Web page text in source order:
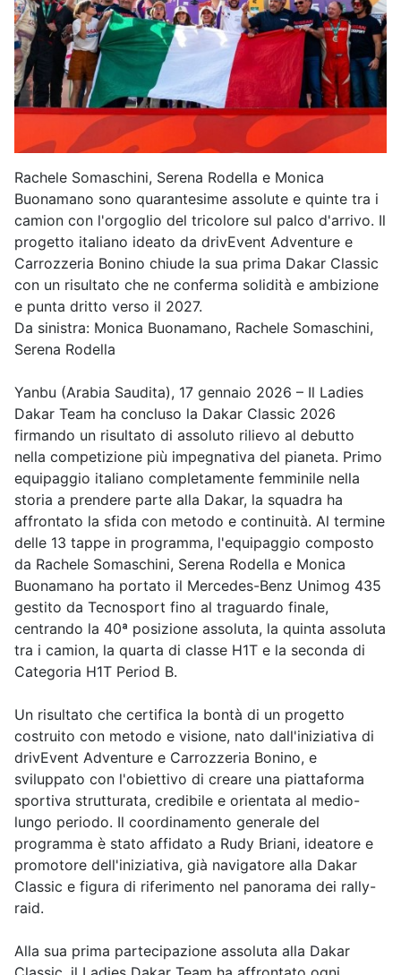
Rachele Somaschini, Serena Rodella e Monica
Buonamano sono quarantesime assolute e quinte tra i
camion con l'orgoglio del tricolore sul palco d'arrivo. Il
progetto italiano ideato da drivEvent Adventure e
Carrozzeria Bonino chiude la sua prima Dakar Classic
con un risultato che ne conferma solidità e ambizione
e punta dritto verso il 2027.
Da sinistra: Monica Buonamano, Rachele Somaschini,
Serena Rodella
Yanbu (Arabia Saudita), 17 gennaio 2026 – Il Ladies
Dakar Team ha concluso la Dakar Classic 2026
firmando un risultato di assoluto rilievo al debutto
nella competizione più impegnativa del pianeta. Primo
equipaggio italiano completamente femminile nella
storia a prendere parte alla Dakar, la squadra ha
affrontato la sfida con metodo e continuità. Al termine
delle 13 tappe in programma, l'equipaggio composto
da Rachele Somaschini, Serena Rodella e Monica
Buonamano ha portato il Mercedes-Benz Unimog 435
gestito da Tecnosport fino al traguardo finale,
centrando la 40ª posizione assoluta, la quinta assoluta
tra i camion, la quarta di classe H1T e la seconda di
Categoria H1T Period B.
Un risultato che certifica la bontà di un progetto
costruito con metodo e visione, nato dall'iniziativa di
drivEvent Adventure e Carrozzeria Bonino, e
sviluppato con l'obiettivo di creare una piattaforma
sportiva strutturata, credibile e orientata al medio-
lungo periodo. Il coordinamento generale del
programma è stato affidato a Rudy Briani, ideatore e
promotore dell'iniziativa, già navigatore alla Dakar
Classic e figura di riferimento nel panorama dei rally-
raid.
Alla sua prima partecipazione assoluta alla Dakar